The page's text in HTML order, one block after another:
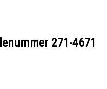
271-4671